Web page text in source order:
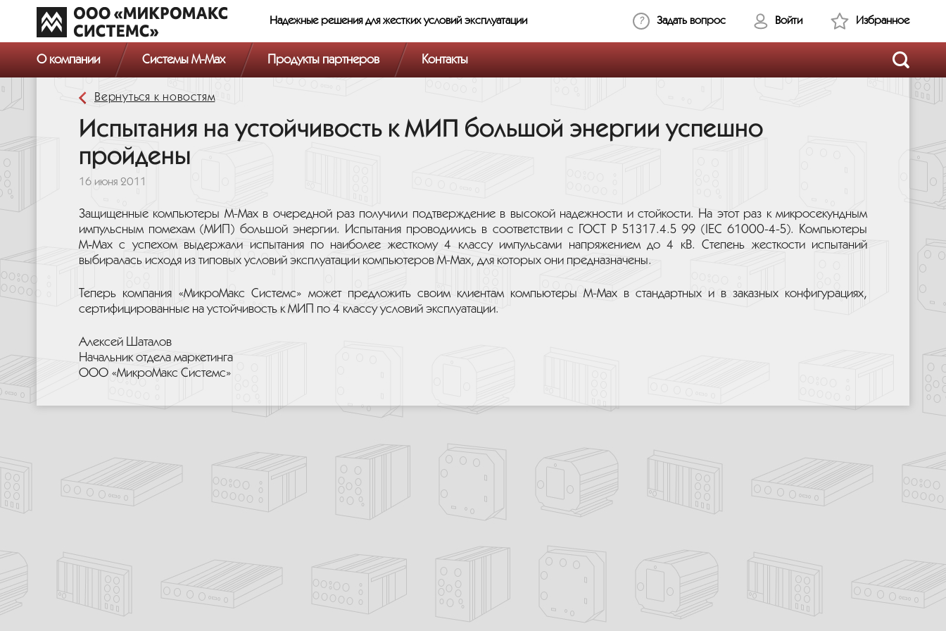
Надежные решения для жестких условий эксплуатации Задать вопрос Войти Избранное
О компании Системы M-Max Продукты партнеров Контакты
Вернуться к новостям
Испытания на устойчивость к МИП большой энергии успешно
пройдены
16 июня 2011
Защищенные компьютеры M-Max в очередной раз получили подтверждение в высокой надежности и стойкости. На этот раз к микросекундным
импульсным помехам (МИП) большой энергии. Испытания проводились в соответствии с ГОСТ Р 51317.4.5 99 (IEC 61000-4-5). Компьютеры
M‑Max с успехом выдержали испытания по наиболее жесткому 4 классу импульсами напряжением до 4 кВ. Степень жесткости испытаний
выбиралась исходя из типовых условий эксплуатации компьютеров M-Max, для которых они предназначены.
Теперь компания «МикроМакс Системс» может предложить своим клиентам компьютеры M-Max в стандартных и в заказных конфигурациях,
сертифицированные на устойчивость к МИП по 4 классу условий эксплуатации.
Алексей Шаталов
Начальник отдела маркетинга
ООО «МикроМакс Системс»